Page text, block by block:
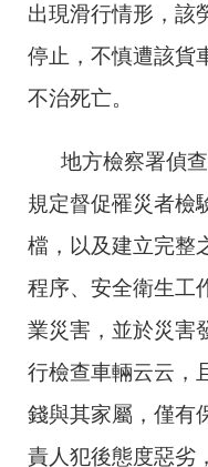
出現滑行情形，該
停止，不慎遭該貨
不治死亡。
地方檢察署偵查
規定督促罹災者檢
檔，以及建立完整
程序、安全衛生工
業災害，並於災害
行檢查車輛云云，
錢與其家屬，僅有
責人犯後態度惡劣